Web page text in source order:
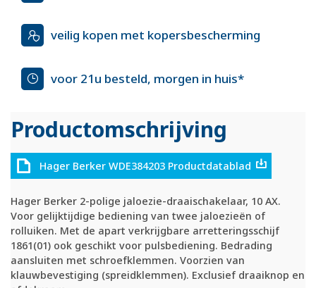
veilig kopen met kopersbescherming
voor 21u besteld, morgen in huis*
Productomschrijving
Hager Berker WDE384203 Productdatablad
Hager Berker 2-polige jaloezie-draaischakelaar, 10 AX.
Voor gelijktijdige bediening van twee jaloezieën of
rolluiken. Met de apart verkrijgbare arretteringsschijf
1861(01) ook geschikt voor pulsbediening. Bedrading
aansluiten met schroefklemmen. Voorzien van
klauwbevestiging (spreidklemmen). Exclusief draaiknop en